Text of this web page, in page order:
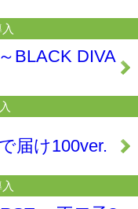
BLACK DIVA
届け100ver.